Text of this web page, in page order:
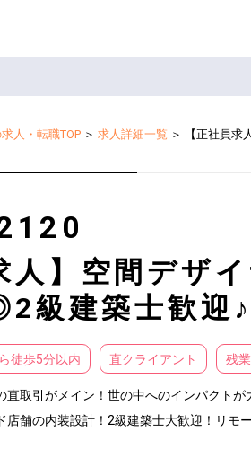
人・転職TOP ＞ 求人詳細一覧 ＞ 【正社員
人】空間デザ
級建築士歓迎♪
徒歩5分以内 直クライアント 残
取引がメイン！世の中へのインパクト
舗の内装設計！2級建築士大歓迎！リモ